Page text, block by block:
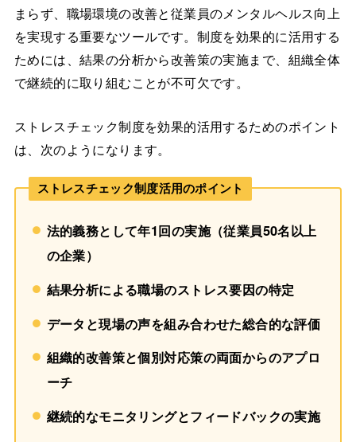
まらず、職場環境の改善と従業員のメンタルヘルス向上
を実現する重要なツールです。制度を効果的に活用する
ためには、結果の分析から改善策の実施まで、組織全体
で継続的に取り組むことが不可欠です。
ストレスチェック制度を効果的活用するためのポイント
は、次のようになります。
ストレスチェック制度活用のポイント
法的義務として年1回の実施（従業員50名以上
の企業）
結果分析による職場のストレス要因の特定
データと現場の声を組み合わせた総合的な評価
組織的改善策と個別対応策の両面からのアプロ
ーチ
継続的なモニタリングとフィードバックの実施